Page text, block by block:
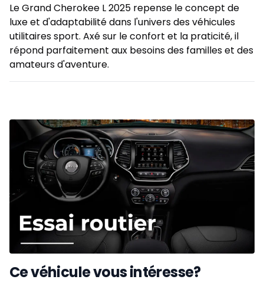
Le Grand Cherokee L 2025 repense le concept de
luxe et d'adaptabilité dans l'univers des véhicules
utilitaires sport. Axé sur le confort et la praticité, il
répond parfaitement aux besoins des familles et des
amateurs d'aventure.
Ce véhicule vous intéresse?